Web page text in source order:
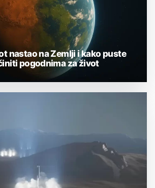
nastao na Zemlji i kako puste
pogodnima za život